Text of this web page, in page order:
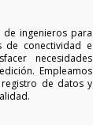
ingenieros para
de conectividad e
necesidades
Empleamos
registro de datos y